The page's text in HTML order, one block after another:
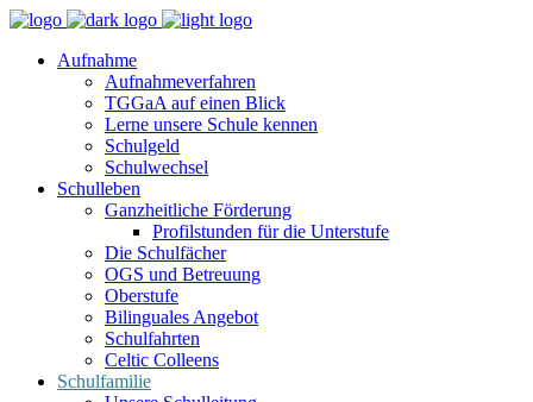
Aufnahme
Aufnahmeverfahren
TGGaA auf einen Blick
Lerne unsere Schule kennen
Schulgeld
Schulwechsel
Schulleben
Ganzheitliche Förderung
Profilstunden für die Unterstufe
Die Schulfächer
OGS und Betreuung
Oberstufe
Bilinguales Angebot
Schulfahrten
Celtic Colleens
Schulfamilie